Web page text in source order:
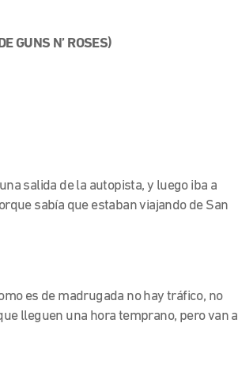
GUNS N’ ROSES)
salida de la autopista, y luego iba a
sabía que estaban viajando de San
es de madrugada no hay tráfico, no
lleguen una hora temprano, pero van a